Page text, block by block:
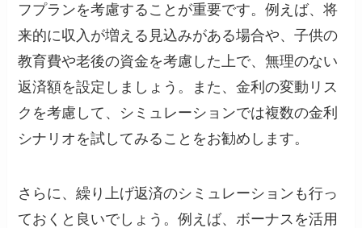
フプランを考慮することが重要です。例えば、将
来的に収入が増える見込みがある場合や、子供の
教育費や老後の資金を考慮した上で、無理のない
返済額を設定しましょう。また、金利の変動リス
クを考慮して、シミュレーションでは複数の金利
シナリオを試してみることをお勧めします。
さらに、繰り上げ返済のシミュレーションも行っ
ておくと良いでしょう。例えば、ボーナスを活用